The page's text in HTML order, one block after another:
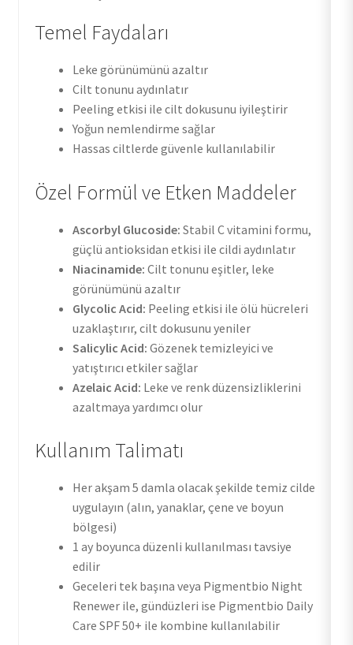
Temel Faydaları
Leke görünümünü azaltır
Cilt tonunu aydınlatır
Peeling etkisi ile cilt dokusunu iyileştirir
Yoğun nemlendirme sağlar
Hassas ciltlerde güvenle kullanılabilir
Özel Formül ve Etken Maddeler
Ascorbyl Glucoside: Stabil C vitamini formu,
güçlü antioksidan etkisi ile cildi aydınlatır
Niacinamide: Cilt tonunu eşitler, leke
görünümünü azaltır
Glycolic Acid: Peeling etkisi ile ölü hücreleri
uzaklaştırır, cilt dokusunu yeniler
Salicylic Acid: Gözenek temizleyici ve
yatıştırıcı etkiler sağlar
Azelaic Acid: Leke ve renk düzensizliklerini
azaltmaya yardımcı olur
Kullanım Talimatı
Her akşam 5 damla olacak şekilde temiz cilde
uygulayın (alın, yanaklar, çene ve boyun
bölgesi)
1 ay boyunca düzenli kullanılması tavsiye
edilir
Geceleri tek başına veya Pigmentbio Night
Renewer ile, gündüzleri ise Pigmentbio Daily
Care SPF 50+ ile kombine kullanılabilir